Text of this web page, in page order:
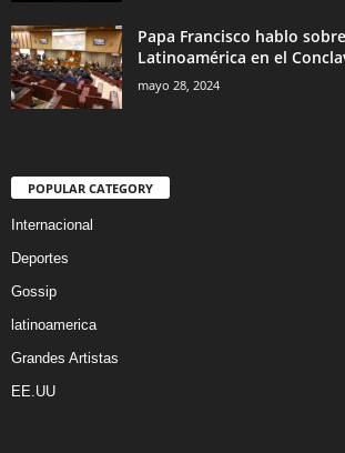
Papa Francisco hablo
Latinoamérica en el
mayo 28, 2024
POPULAR CATEGORY
Internacional
Deportes
Gossip
latinoamerica
Grandes Artistas
EE.UU